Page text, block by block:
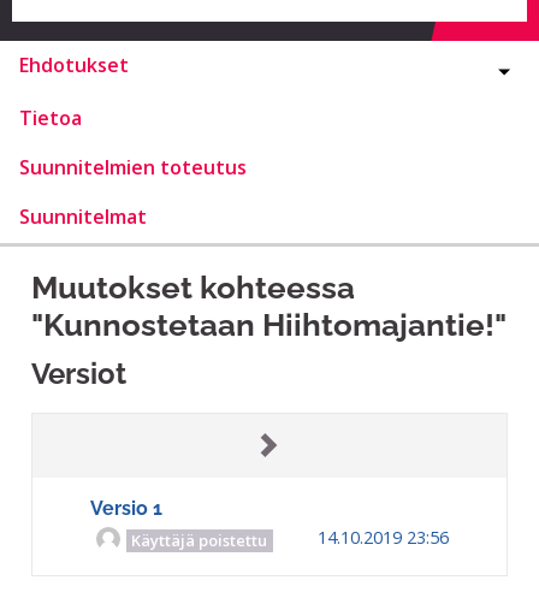
Ehdotukset
Tietoa
Suunnitelmien toteutus
Suunnitelmat
Muutokset kohteessa
"Kunnostetaan Hiihtomajantie!"
Versiot
Versio 1
Käyttäjä poistettu 14.10.2019 23:56